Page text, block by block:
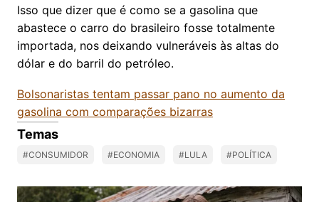
Isso que dizer que é como se a gasolina que
abastece o carro do brasileiro fosse totalmente
importada, nos deixando vulneráveis às altas do
dólar e do barril do petróleo.
Bolsonaristas tentam passar pano no aumento da
gasolina com comparações bizarras
Temas
#CONSUMIDOR #ECONOMIA #LULA #POLÍTICA